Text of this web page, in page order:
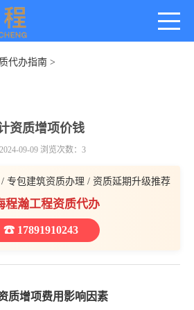
代办指南 >
资质增项价钱
09-09 浏览次数：3
专包建筑资质办理 / 资质延期升级推荐
程瀚工程资质代办
☎ 17891910243
质增项费用影响因素